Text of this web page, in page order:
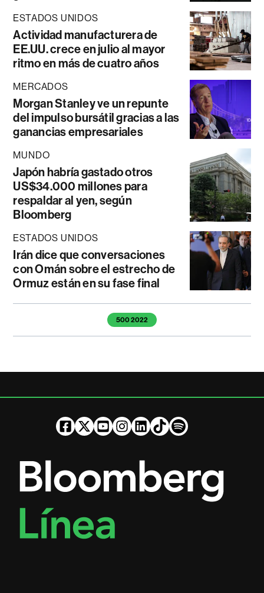
ESTADOS UNIDOS
Actividad manufacturera de
EE.UU. crece en julio al mayor
ritmo en más de cuatro años
MERCADOS
Morgan Stanley ve un repunte
del impulso bursátil gracias a las
ganancias empresariales
MUNDO
Japón habría gastado otros
US$34.000 millones para
respaldar al yen, según
Bloomberg
ESTADOS UNIDOS
Irán dice que conversaciones
con Omán sobre el estrecho de
Ormuz están en su fase final
Temas de este artículo500 2022